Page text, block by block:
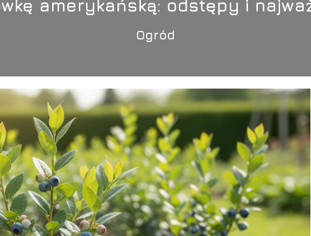
amerykańską: odstępy i
Ogród